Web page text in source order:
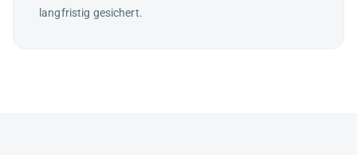
langfristig gesichert.